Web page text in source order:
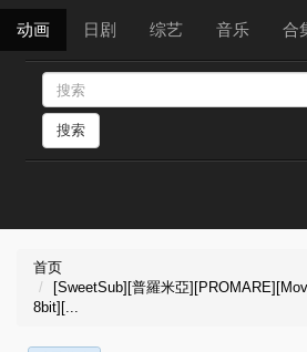
动画 日剧 综艺 音乐 合
搜索
首页
[SweetSub][普羅米亞
8bit][...